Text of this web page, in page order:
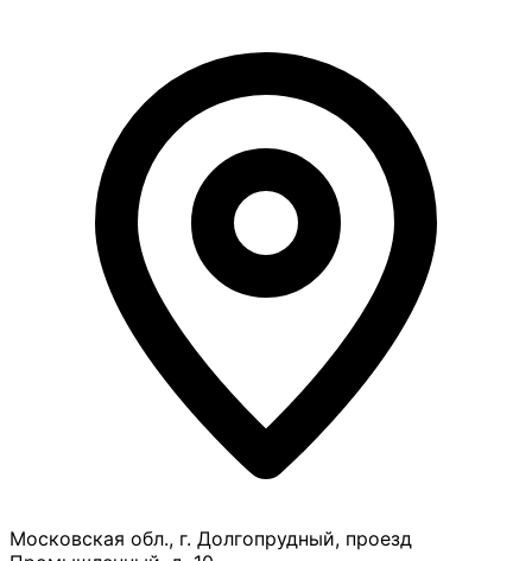
Московская обл., г. Долгопрудный, проезд